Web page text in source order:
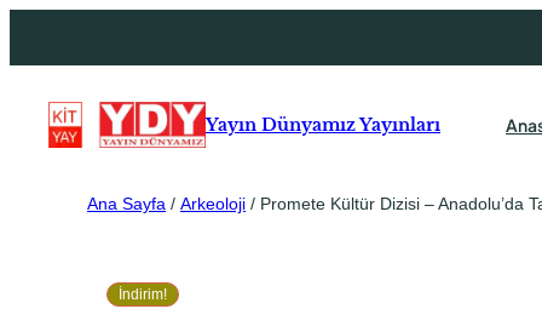
Yayın Dünyamız Yayınları
Ana Sayfa / Arkeoloji / Promete Kültür Dizisi – Anadolu’da
İndirim!